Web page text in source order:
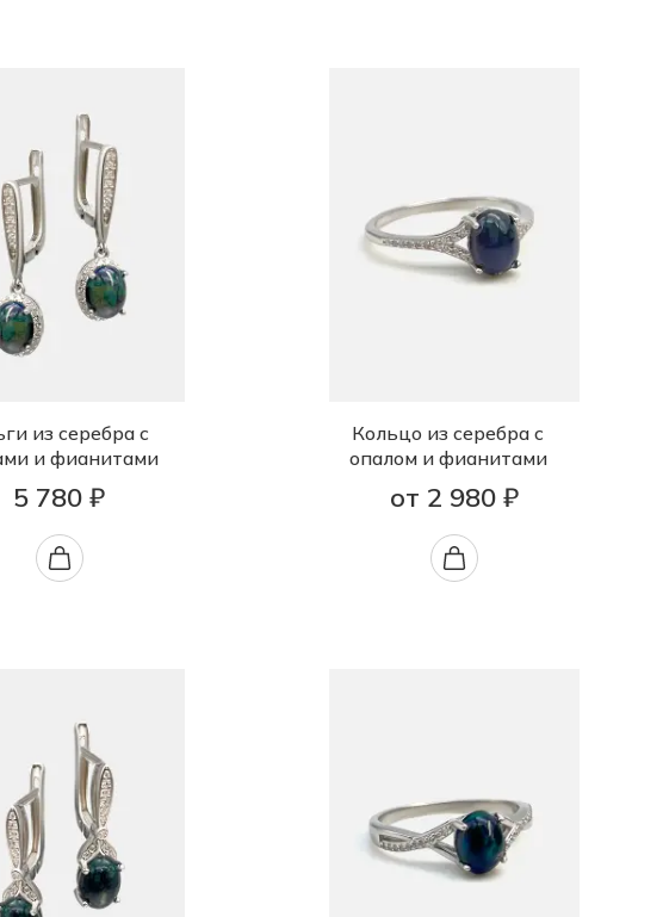
из серебра с
и фианитами
5 780 ₽
Кольцо из серебра с
опалом и фианитами
от 2 980 ₽